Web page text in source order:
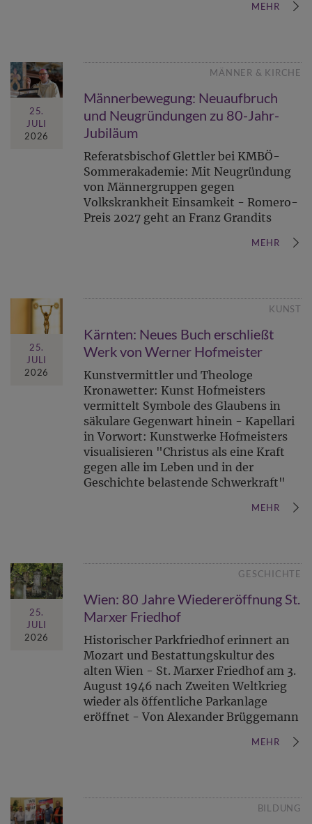
MEHR
25.
JULI
2026
MÄNNER & KIRCHE
Männerbewegung: Neuaufbruch
und Neugründungen zu 80-Jahr-
Jubiläum
Referatsbischof Glettler bei KMBÖ-
Sommerakademie: Mit Neugründung
von Männergruppen gegen
Volkskrankheit Einsamkeit - Romero-
Preis 2027 geht an Franz Grandits
MEHR
25.
JULI
2026
KUNST
Kärnten: Neues Buch erschließt
Werk von Werner Hofmeister
Kunstvermittler und Theologe
Kronawetter: Kunst Hofmeisters
vermittelt Symbole des Glaubens in
säkulare Gegenwart hinein - Kapellari
in Vorwort: Kunstwerke Hofmeisters
visualisieren "Christus als eine Kraft
gegen alle im Leben und in der
Geschichte belastende Schwerkraft"
MEHR
25.
JULI
2026
GESCHICHTE
Wien: 80 Jahre Wiedereröffnung St.
Marxer Friedhof
Historischer Parkfriedhof erinnert an
Mozart und Bestattungskultur des
alten Wien - St. Marxer Friedhof am 3.
August 1946 nach Zweiten Weltkrieg
wieder als öffentliche Parkanlage
eröffnet - Von Alexander Brüggemann
MEHR
BILDUNG